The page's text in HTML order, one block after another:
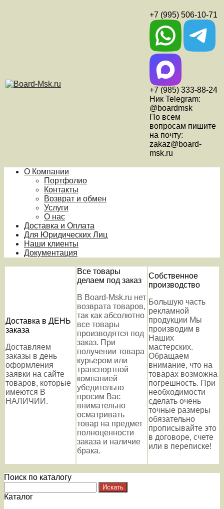
+7 (995) 506-10-71
+7 (985) 333-88-24
Ник Telegram:
@boardmsk
По всем
вопросам пишите
на почту:
zakaz@board-
msk.ru
О Компании
Портфолио
Контакты
Возврат и обмен
Услуги
О нас
Доставка и Оплата
Для Юридических Лиц
Наши клиенты
Документация
Доставка в ДЕНЬ
заказа
Доставляем
заказы в день
оформления
заявки на сайте
товаров, которые
имеются В
НАЛИЧИИ.
Все товары
делаем под заказ
В Board-Msk.ru нет
возврата товаров,
так как абсолютно
все товары
производятся под
заказ. При
получении товара
курьером или
транспортной
компанией
убедительно
просим Вас
внимательно
осматривать
товар на предмет
полноценности
заказа и наличие
брака.
Собственное
производство
Большую часть
рекламной
продукции Мы
производим в
Наших
мастерских.
Обращаем
внимание, что на
товарах возможна
погрешность. При
необходимости
сделать очень
точные размеры
обязательно
прописывайте это
в договоре, счете
или в переписке!
Поиск по каталогу
Каталог